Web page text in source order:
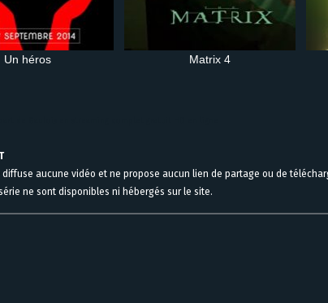
Un héros Matrix 4
aucune vidéo et ne propose aucun lien de partage ou de
ne sont disponibles ni hébergés sur le site.